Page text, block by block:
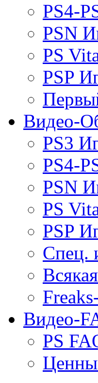
PS4-
PSN
PS
PSP
Видео-
PS3
PS4-
PSN
PS
PSP
Спец.
Видео-
PS